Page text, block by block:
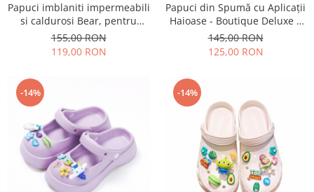
Papuci imblaniti impermeabili
si caldurosi Bear, pentru
femei, forma ursulet, marime
37 EU, Roz
155,00 RON
119,00 RON
Papuci din Spumă cu Aplicații
Haioase - Boutique Deluxe |
Talpă Înaltă, Antialunecare,
Ultra Confortabili
145,00 RON
125,00 RON
-14% -14%